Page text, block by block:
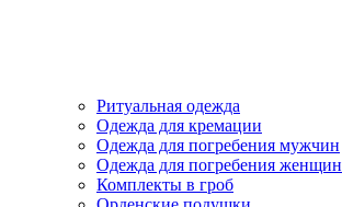
Ритуальная одежда
Одежда для кремации
Одежда для погребения мужчин
Одежда для погребения женщин
Комплекты в гроб